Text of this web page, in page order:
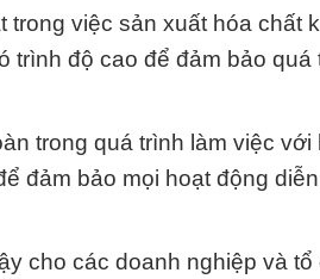
việc sản xuất hóa chất
độ cao để đảm bảo quá
trong quá trình làm việc với
đảm bảo mọi hoạt động
cho các doanh nghiệp và